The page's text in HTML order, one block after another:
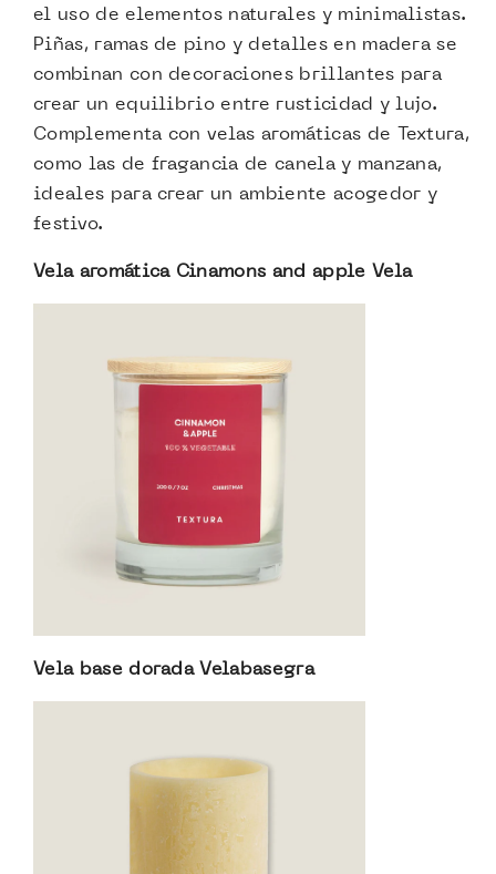
el uso de elementos naturales y minimalistas.
Piñas, ramas de pino y detalles en madera se
combinan con decoraciones brillantes para
crear un equilibrio entre rusticidad y lujo.
Complementa con velas aromáticas de Textura,
como las de fragancia de canela y manzana,
ideales para crear un ambiente acogedor y
festivo.
Vela aromática Cinamons and apple Vela
Vela base dorada Velabasegra